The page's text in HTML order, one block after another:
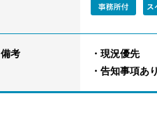
備考
・現況優先
・告知事項あり